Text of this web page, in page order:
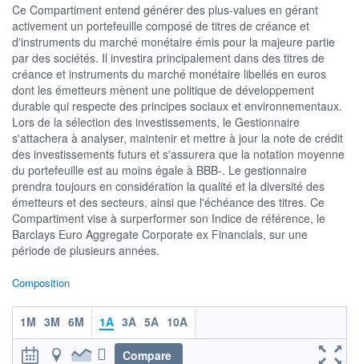
03/12 09/04
385
390
400
CATÉGORIE MORNINGSTAR
Obligations EUR Emprunts
Privés
FONDS PARTENAIRES
TARIFS PRIVILÉGIÉS 0%
ÉLIGIBILITÉ
PEA PEA-PME BOURSOVIE LUX
BOURSOVIE
CTO BUSINESS
363M / 31.07.26
NOTATION MORNINGSTAR ⁽¹⁾
Ce Compartiment entend générer des plus-values en gérant
activement un portefeuille composé de titres de créance et
d'instruments du marché monétaire émis pour la majeure partie
par des sociétés. Il investira principalement dans des titres de
créance et instruments du marché monétaire libellés en euros
dont les émetteurs mènent une politique de développement
durable qui respecte des principes sociaux et environnementaux.
Lors de la sélection des investissements, le Gestionnaire
s'attachera à analyser, maintenir et mettre à jour la note de crédit
des investissements futurs et s'assurera que la notation moyenne
du portefeuille est au moins égale à BBB-. Le gestionnaire
prendra toujours en considération la qualité et la diversité des
émetteurs et des secteurs, ainsi que l'échéance des titres. Ce
Compartiment vise à surperformer son Indice de référence, le
Barclays Euro Aggregate Corporate ex Financials, sur une
période de plusieurs années.
Composition
1M 3M 6M 1A 3A 5A 10A
Compare